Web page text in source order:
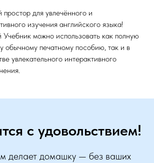
для увлечённого и
изучения английского языка!
можно использовать как полную
обычному печатному пособию, так и в
увлекательного интерактивного
с удовольствием!
делает домашку — без ваших